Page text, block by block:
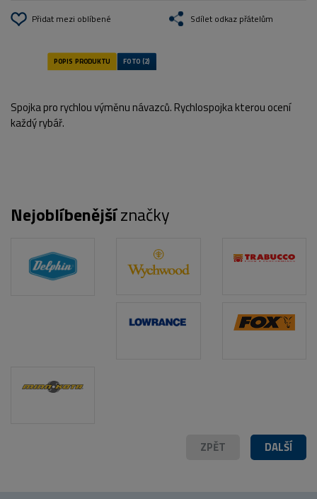
Přidat mezi oblíbené Sdílet odkaz přátelům
Spojka pro rychlou výměnu návazců. Rychlospojka kterou ocení
každý rybář.
Nejoblíbenějšíznačky
DALŠÍ
ZPĚT